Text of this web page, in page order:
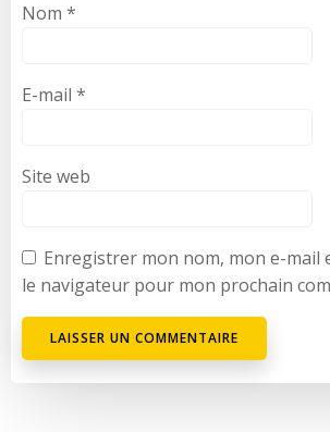
Nom *
E-mail *
Site web
Enregistrer mon nom, mon e-mail
le navigateur pour mon prochain